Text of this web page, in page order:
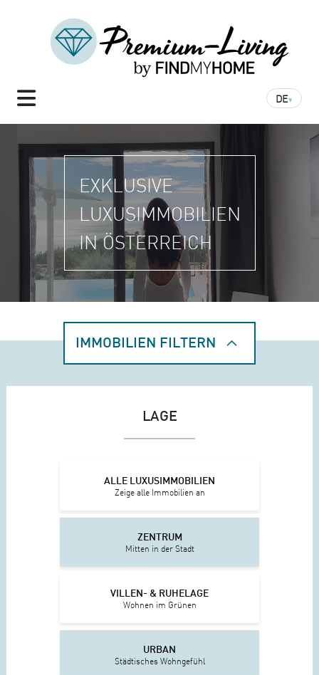
DE▾
EXKLUSIVE
LUXUS­IMMOBILIEN
IN ÖSTERREICH
IMMOBILIEN FILTERN
LAGE
ALLE LUXUSIMMOBILIEN
Zeige alle Immobilien an
ZENTRUM
Mitten in der Stadt
VILLEN- & RUHELAGE
Wohnen im Grünen
URBAN
Städtisches Wohngefühl